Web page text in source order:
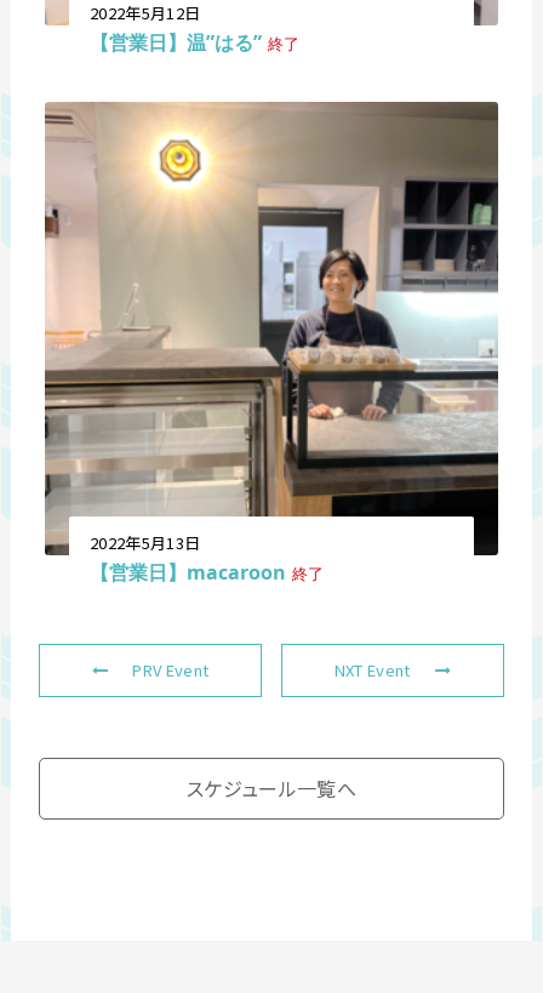
2022年5月12日
【営業日】温”はる” 終了
2022年5月13日
【営業日】macaroon 終了
PRV Event NXT Event
スケジュール一覧へ